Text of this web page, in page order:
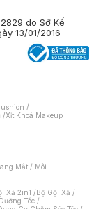
do Sở Kế
13/01/2016
/
/Xịt Khoá Makeup
Mắt / Môi
Xả 2in1 /Bộ Gội Xả /
Tóc /